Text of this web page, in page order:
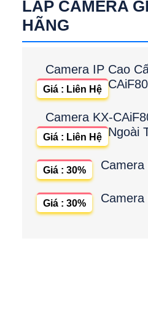
LẮP CAMERA
HÃNG
Camera IP Cao
Giá : Liên Hệ
Camera KX-
Ngoài
Giá : Liên Hệ
Camera
Giá : 30%
Camera
Giá : 30%